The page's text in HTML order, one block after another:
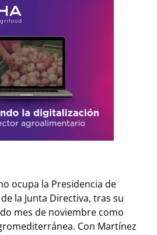
ocupa la Presidencia de
la Junta Directiva, tras su
mes de noviembre como
Con Martínez